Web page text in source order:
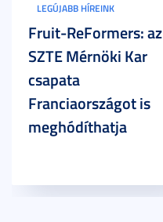
LEGÚJABB HÍREINK
Fruit-ReFormers: az
SZTE Mérnöki Kar
csapata
Franciaországot is
meghódíthatja